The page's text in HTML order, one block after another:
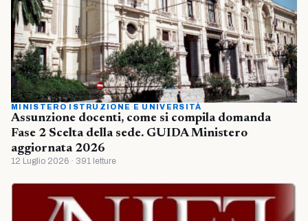
MINISTERO ISTRUZIONE E UNIVERSITÀ
Assunzione docenti, come si compila domanda
Fase 2 Scelta della sede. GUIDA Ministero
aggiornata 2026
12 Luglio 2026 · 391 letture